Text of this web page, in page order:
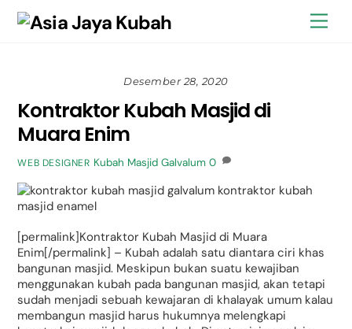
Desember 28, 2020
Kontraktor Kubah Masjid di
Muara Enim
WEB DESIGNER Kubah Masjid Galvalum 0
[permalink]Kontraktor Kubah Masjid di Muara
Enim[/permalink] – Kubah adalah satu diantara ciri khas
bangunan masjid. Meskipun bukan suatu kewajiban
menggunakan kubah pada bangunan masjid, akan tetapi
sudah menjadi sebuah kewajaran di khalayak umum kalau
membangun masjid harus hukumnya melengkapi